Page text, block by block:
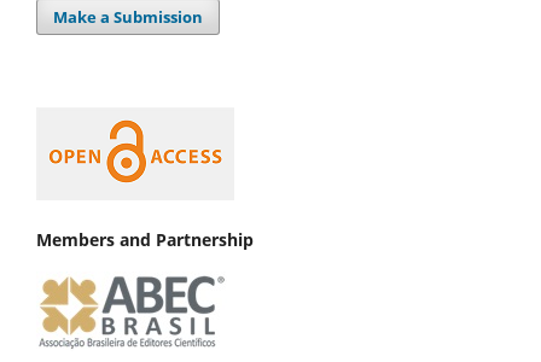
Make a Submission
Members and Partnership